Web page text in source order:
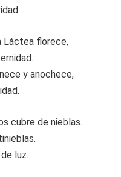
Láctea florece,
y anochece,
cubre de nieblas.
luz.